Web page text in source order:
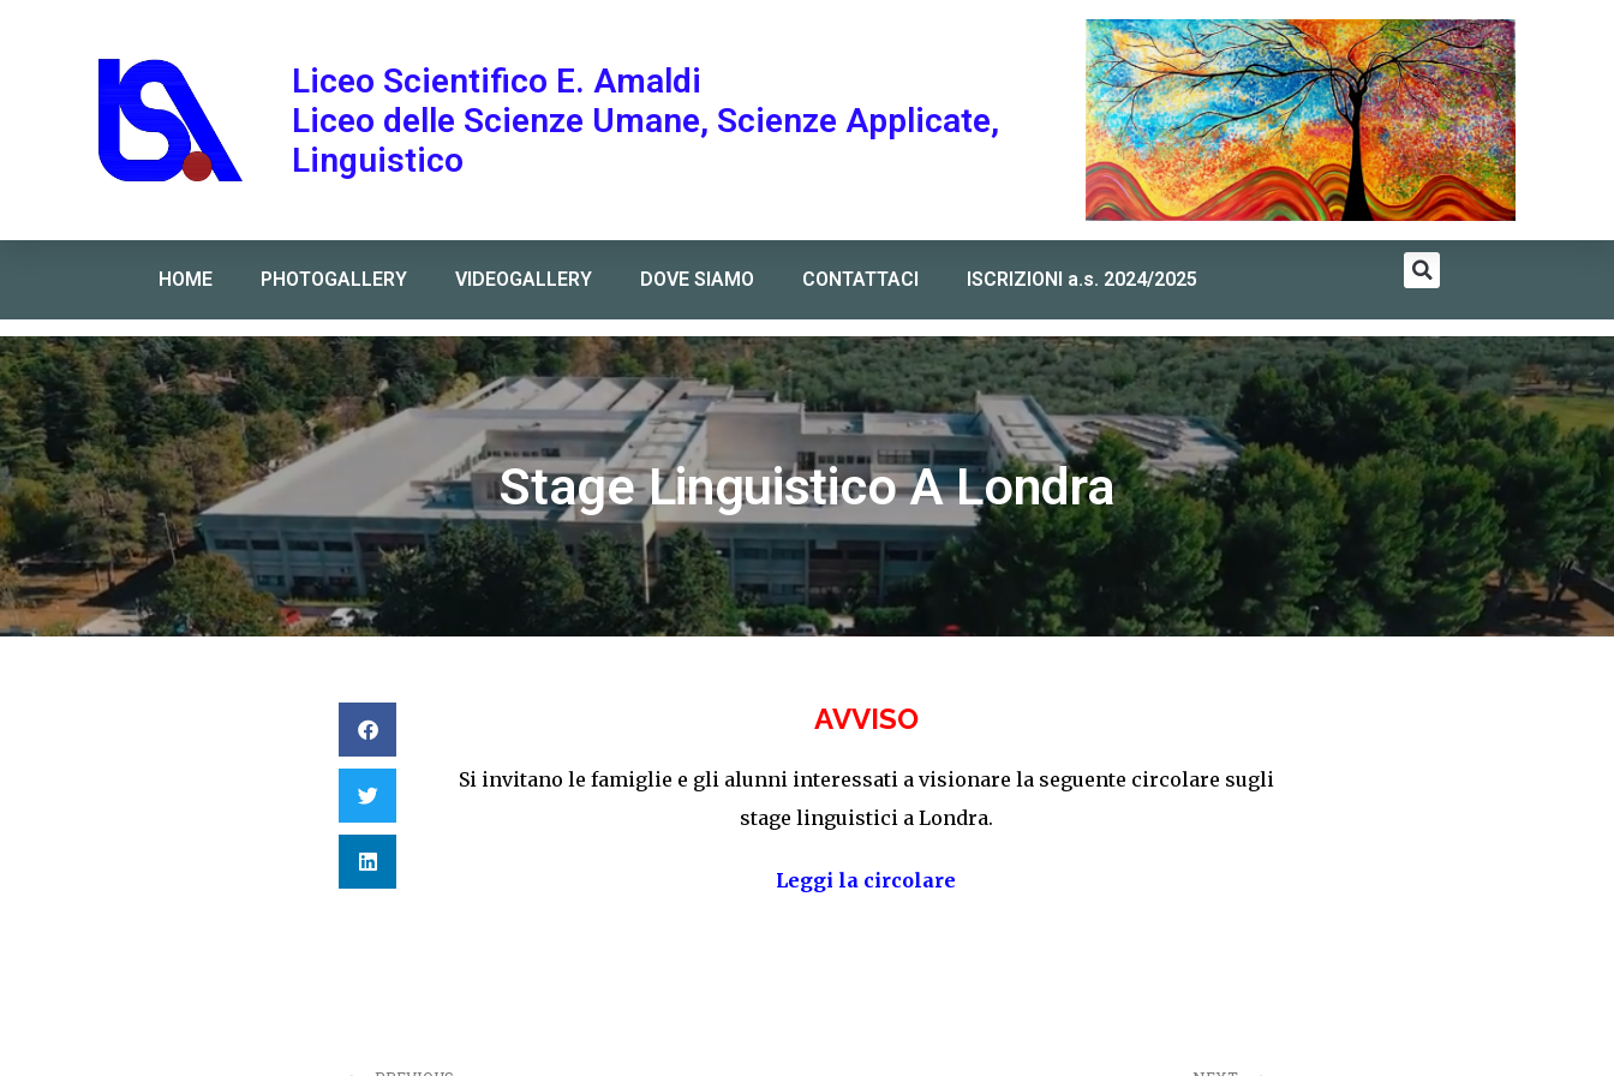
Liceo Scientifico E. Amaldi
Liceo delle Scienze Umane, Scienze Applicate,
Linguistico
HOME PHOTOGALLERY VIDEOGALLERY DOVE SIAMO CONTATTACI ISCRIZIONI a.s. 2024/2025
Home»Stage linguistico a Londra
Stage Linguistico A Londra
AVVISO
Si invitano le famiglie e gli alunni interessati a visionare la seguente circolare sugli
stage linguistici a Londra.
Leggi la circolare